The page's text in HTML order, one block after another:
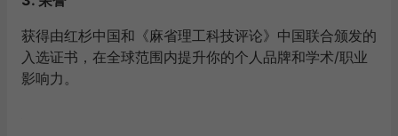
获得由红杉中国和《麻省理工科技评论》中国联合颁发的
入选证书，在全球范围内提升你的个人品牌和学术/职业
影响力。